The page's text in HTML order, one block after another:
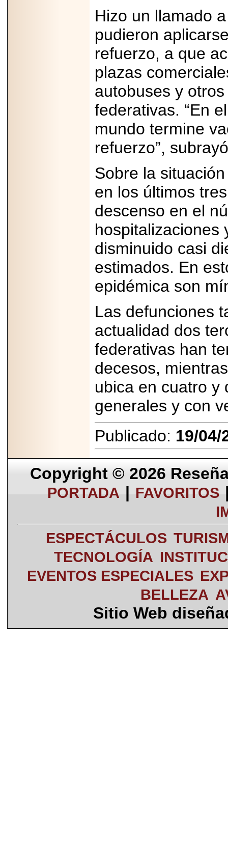
Hizo un llamado
pudieron
refuerzo, a que
plazas
autobuses y
federativas. “En
mundo termine
refuerzo”,
Sobre la
en los últimos
descenso en el
hospitalizaciones
disminuido casi
estimados. En
epidémica son
Las defunciones
actualidad dos
federativas han
decesos,
ubica en cuatro y
generales y con
Publicado: 19/04/
Copyright © 2026
PORTADA | FAVORITOS
ESPECTÁCULOS
TECNOLOGÍA
EVENTOS ESPECIALES
BELLEZA
Sitio Web